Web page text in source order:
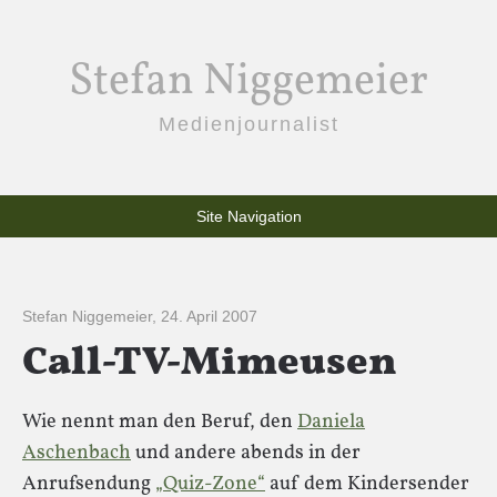
Stefan Niggemeier
Medienjournalist
Site Navigation
Stefan Niggemeier, 24. April 2007
Call-TV-Mimeusen
Wie nennt man den Beruf, den Daniela
Aschenbachund andere abends in der
Anrufsendung „Quiz-Zone“ auf dem Kindersender